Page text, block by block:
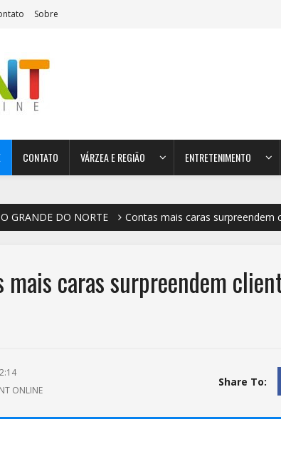
Sobre
CONTATO VÁRZEA E REGIÃO ENTRETENIMENTO
GRANDE DO NORTE Contas mais caras surpreendem
mais caras surpreendem
ONLINE
Share To: